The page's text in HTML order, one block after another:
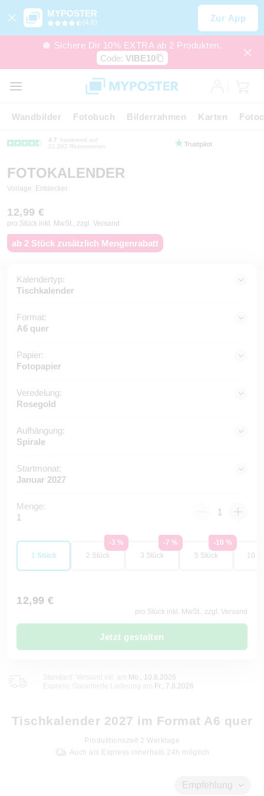
MYPOSTER
(4,6) Zur App
🪩 Sichere Dir 10% EXTRA ab 2 Produkten.
Code: VIBE10
Wandbilder Fotobuch Bilderrahmen Karten
4.7
basierend auf
21.262 Rezensionen
FOTOKALENDER
Vorlage: Entdecker
12,99 €
pro Stück inkl. MwSt., zzgl. Versand
ab 2 Stück zusätzlich Mengenrabatt
Kalendertyp:
Tischkalender
Format:
A6 quer
Papier:
Fotopapier
Veredelung:
Rosegold
Aufhängung:
Spirale
Startmonat:
Januar 2027
Menge:
1
1 Stück
-3 %
2 Stück
-7 %
3 Stück
-10 %
5 Stück
10
12,99 €
pro Stück inkl. MwSt., zzgl. Versand
Jetzt gestalten
Mo., 10.8.2026
Express: Garantierte Lieferung am
Fr., 7.8.2026
Tischkalender 2027 im Format A6 quer
Produktionszeit 2 Werktage
Auch als Express innerhalb 24h möglich
Empfehlung